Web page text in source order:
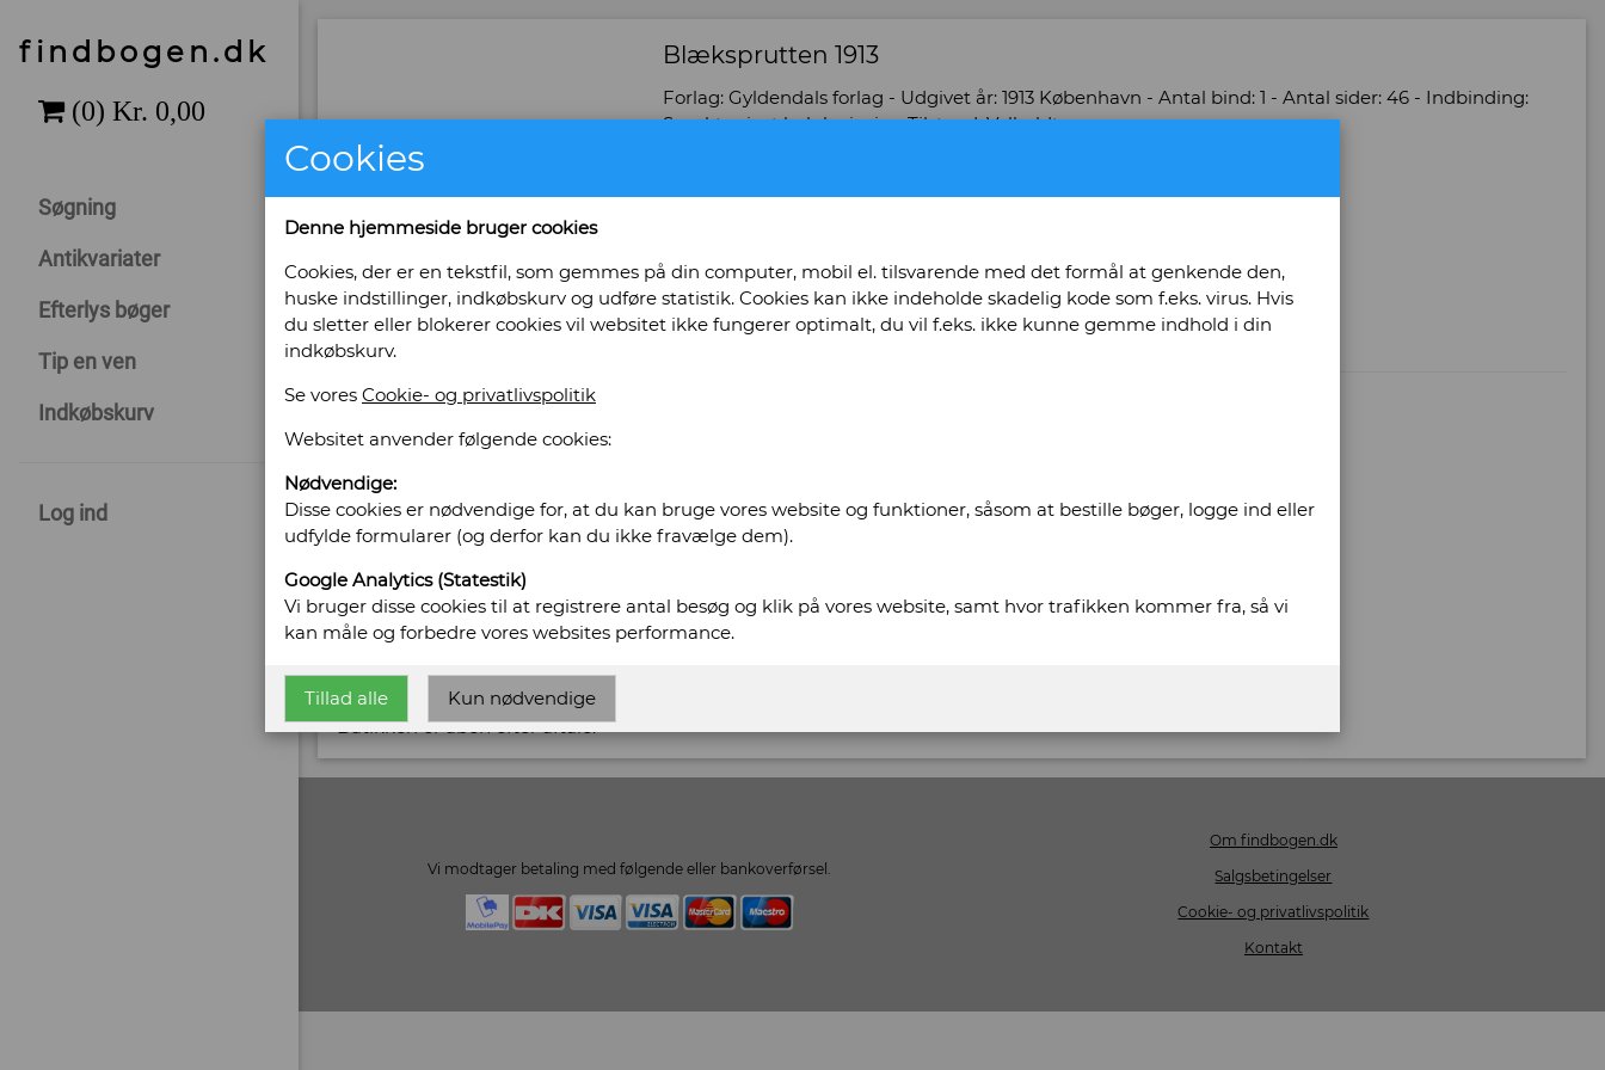
findbogen.dk
Søgning
Antikvariater
Efterlys bøger
Tip en ven
Indkøbskurv
Log ind
Blæksprutten 1913
Forlag: Gyldendals forlag - Udgivet år: 1913 København - Antal bind: 1 - Antal sider: 46 - Indbinding:
Smukt privat helpluviusin - Tilstand: Velholdt -
Dimensioner: Stort tværformat Illustreret sort/hvid og farver.
Læg i kurv
Sælges af: C. Rasmussens Antikvariat
4760 Vordingborg
Telefonnr: 6128 5700
CVR/SE: 29350396
Email:cr@ntikvar.dk
Vis alle bøger fra C. Rasmussens Antikvariat
Åbningstider:
Butikken er åben efter aftale.
Vi modtager betaling med følgende eller bankoverførsel.
Om findbogen.dk
Salgsbetingelser
Cookie- og privatlivspolitik
Kontakt
Cookies
Denne hjemmeside bruger cookies
Cookies, der er en tekstfil, som gemmes på din computer, mobil el. tilsvarende med det formål at genkende den,
huske indstillinger, indkøbskurv og udføre statistik. Cookies kan ikke indeholde skadelig kode som f.eks. virus. Hvis
du sletter eller blokerer cookies vil websitet ikke fungerer optimalt, du vil f.eks. ikke kunne gemme indhold i din
indkøbskurv.
Se vores Cookie- og privatlivspolitik
Websitet anvender følgende cookies:
Nødvendige:
Disse cookies er nødvendige for, at du kan bruge vores website og funktioner, såsom at bestille bøger, logge ind eller
udfylde formularer (og derfor kan du ikke fravælge dem).
Google Analytics (Statestik)
Vi bruger disse cookies til at registrere antal besøg og klik på vores website, samt hvor trafikken kommer fra, så vi
kan måle og forbedre vores websites performance.
Tillad alle Kun nødvendige